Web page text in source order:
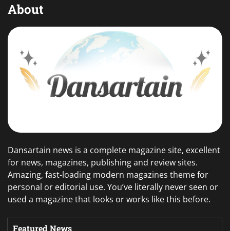
About
Dansartain news is a complete magazine site, excellent
for news, magazines, publishing and review sites.
Amazing, fast-loading modern magazines theme for
personal or editorial use. You’ve literally never seen or
used a magazine that looks or works like this before.
Featured News